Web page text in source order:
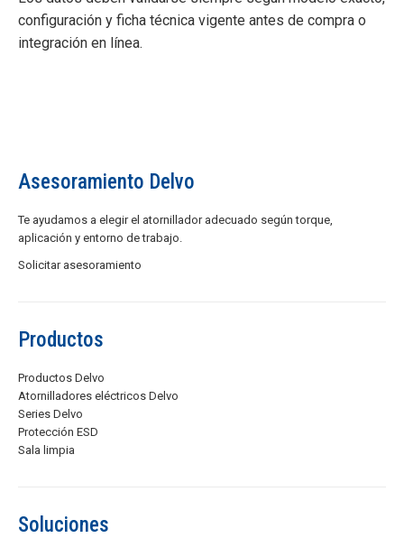
configuración y ficha técnica vigente antes de compra o
integración en línea.
Asesoramiento Delvo
Te ayudamos a elegir el atornillador adecuado según torque,
aplicación y entorno de trabajo.
Solicitar asesoramiento
Productos
Productos Delvo
Atornilladores eléctricos Delvo
Series Delvo
Protección ESD
Sala limpia
Soluciones